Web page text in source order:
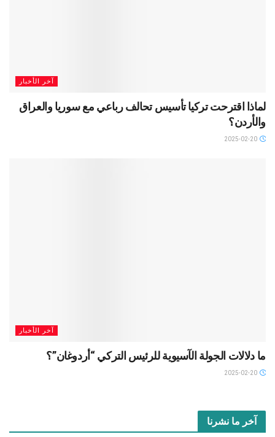
آخر الأخبار
لماذا اقترحت تركيا تأسيس تحالف رباعي مع سوريا والعراق
والأردن؟
آخر الأخبار
ما دلالات الجولة الآسيوية للرئيس التركي “أردوغان”؟
آخر ما نشرنا